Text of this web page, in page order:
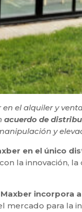
en el alquiler y
acuerdo de
y
en el único
la innovación,
Maxber incorpora
mercado para la